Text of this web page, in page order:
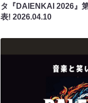
タ『DAIENKAI 2026』
表! 2026.04.10